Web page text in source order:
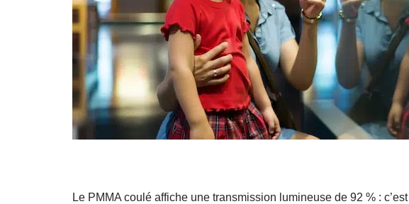
Le PMMA coulé affiche une transmission lumineuse de 92 % :